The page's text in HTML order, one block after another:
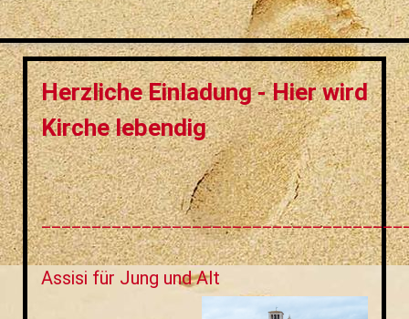
Herzliche Einladung - Hier wird
Kirche lebendig
Assisi für Jung und Alt